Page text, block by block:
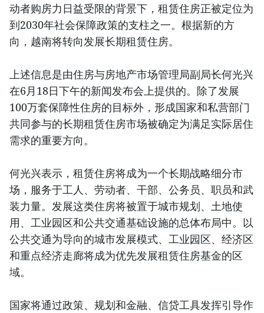
动者购房力日益受限的背景下，租赁住房正被定位为
到2030年社会保障政策的支柱之一。根据新的方
向，越南将转向发展长期租赁住房。
上述信息是由住房与房地产市场管理局副局长何光兴
在6月18日下午的新闻发布会上提供的。除了发展
100万套保障性住房的目标外，形成国家和私营部门
共同参与的长期租赁住房市场被确定为满足实际居住
需求的重要方向。
何光兴表示，租赁住房将成为一个长期战略细分市
场，服务于工人、劳动者、干部、公务员、职员和武
装力量。发展这类住房将被置于城市规划、土地使
用、工业园区和公共交通基础设施的总体布局中。以
公共交通为导向的城市发展模式、工业园区、经济区
和重点经济走廊将成为优先发展租赁住房基金的区
域。
国家将通过政策、规划和金融、信贷工具发挥引导作